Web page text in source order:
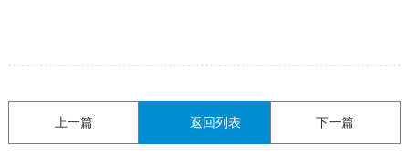
上一篇 返回列表 下一篇